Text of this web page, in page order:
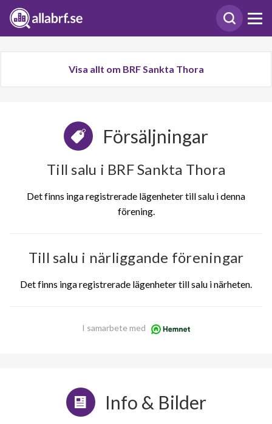
Visa allt om BRF Sankta Thora
Försäljningar
Till salu i BRF Sankta Thora
Det finns inga registrerade lägenheter till salu i denna
förening.
Till salu i närliggande föreningar
Det finns inga registrerade lägenheter till salu i närheten.
I samarbete med
Info & Bilder